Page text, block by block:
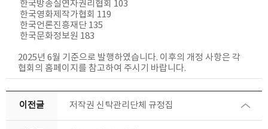
한국방송실연자권리협회 103
한국영화제작가협회 119
한국언론진흥재단 135
한국문화정보원 183
2025년 6월 기준으로 발행하였습니다. 이후의 개정 사항은 각
협회의 홈페이지를 참고하여 주시기 바랍니다.
이전글 저작권 신탁관리단체 규정집